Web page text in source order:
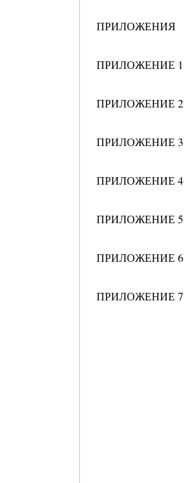
ПРИЛОЖЕНИЯ
ПРИЛОЖЕНИЕ 1
ПРИЛОЖЕНИЕ 2
ПРИЛОЖЕНИЕ 3
ПРИЛОЖЕНИЕ 4
ПРИЛОЖЕНИЕ 5
ПРИЛОЖЕНИЕ 6
ПРИЛОЖЕНИЕ 7